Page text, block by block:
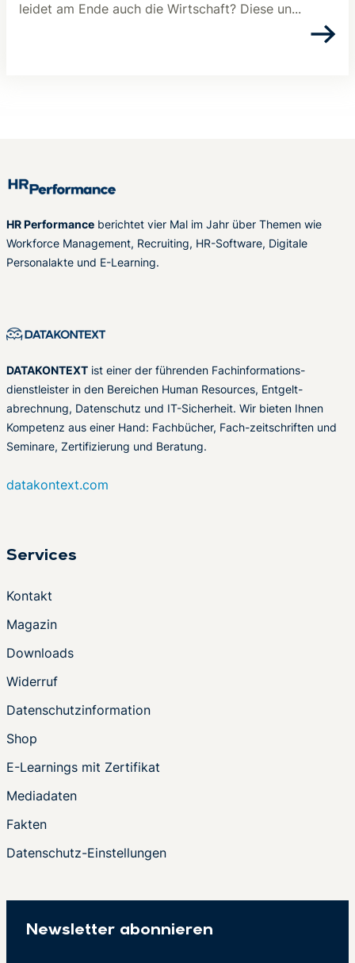
leidet am Ende auch die Wirtschaft? Diese un...
HR Performance berichtet vier Mal im Jahr über Themen wie
Workforce Management, Recruiting, HR-Software, Digitale
Personalakte und E-Learning.
DATAKONTEXT ist einer der führenden Fachinformations-
dienstleister in den Bereichen Human Resources, Entgelt-
abrechnung, Datenschutz und IT-Sicherheit. Wir bieten Ihnen
Kompetenz aus einer Hand: Fachbücher, Fach-zeitschriften und
Seminare, Zertifizierung und Beratung.
datakontext.com
Services
Kontakt
Magazin
Downloads
Widerruf
Datenschutzinformation
Shop
E-Learnings mit Zertifikat
Mediadaten
Fakten
Datenschutz-Einstellungen
Newsletter abonnieren